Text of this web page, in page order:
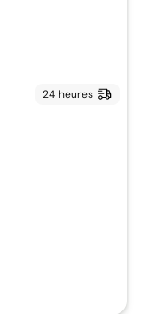
24 heures